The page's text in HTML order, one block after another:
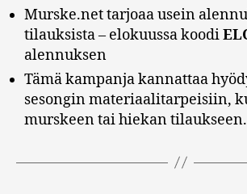
Murske.net tarjoaa usein
tilauksista – elokuussa koodi
alennuksen
Tämä kampanja kannattaa
sesongin materiaalitarpeisiin,
murskeen tai hiekan tilaukseen.